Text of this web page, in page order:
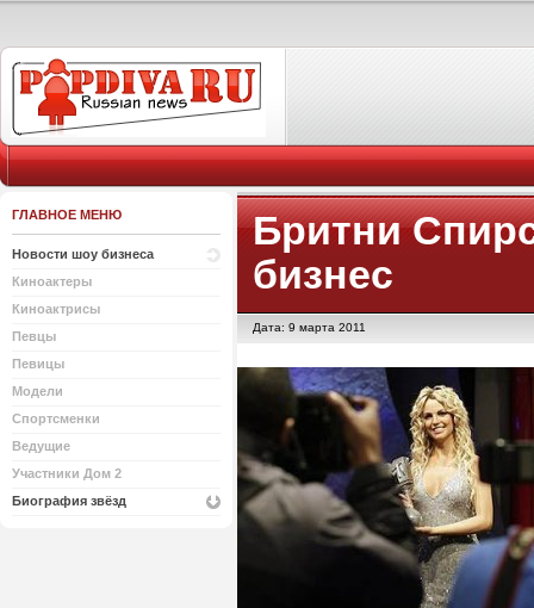
ГЛАВНОЕ МЕНЮ
Новости шоу бизнеса
Киноактеры
Киноактрисы
Певцы
Певицы
Модели
Спортсменки
Ведущие
Участники Дом 2
Биография звёзд
Бритни
бизнес
Дата: 9 марта 2011